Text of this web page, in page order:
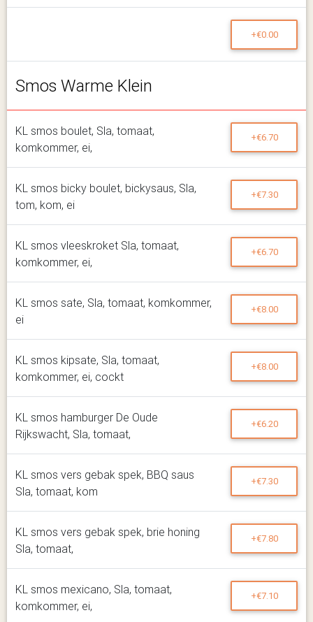
+€0.00
Smos Warme Klein
KL smos boulet, Sla, tomaat,
komkommer, ei,
+€6.70
KL smos bicky boulet, bickysaus, Sla,
tom, kom, ei
+€7.30
KL smos vleeskroket Sla, tomaat,
komkommer, ei,
+€6.70
KL smos sate, Sla, tomaat, komkommer,
ei
+€8.00
KL smos kipsate, Sla, tomaat,
komkommer, ei, cockt
+€8.00
KL smos hamburger De Oude
Rijkswacht, Sla, tomaat,
+€6.20
KL smos vers gebak spek, BBQ saus
Sla, tomaat, kom
+€7.30
KL smos vers gebak spek, brie honing
Sla, tomaat,
+€7.80
KL smos mexicano, Sla, tomaat,
komkommer, ei,
+€7.10